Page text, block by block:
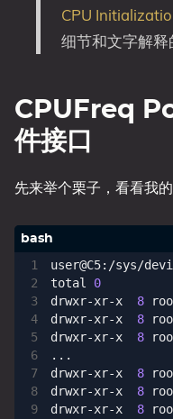
CPU
细节和文字解释
CPUFreq
件接口
先来举个栗子，看看我
4
6
7
8
9
total 0
drwxr-xr-x 8
drwxr-xr-x 8
drwxr-xr-x 8
drwxr-xr-x 8
drwxr-xr-x 8
drwxr-xr-x 8